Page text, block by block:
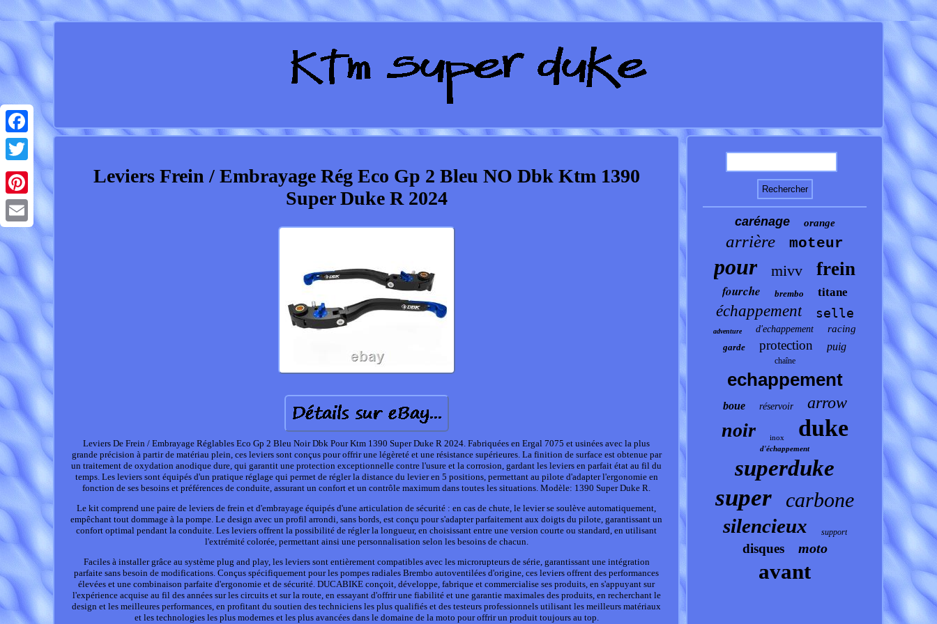
Facebook
Twitter
Pinterest
Email
Leviers Frein / Embrayage Rég Eco Gp 2 Bleu NO Dbk Ktm 1390
Super Duke R 2024
Leviers De Frein / Embrayage Réglables Eco Gp 2 Bleu Noir Dbk Pour Ktm 1390 Super Duke R 2024. Fabriquées en Ergal 7075 et usinées avec la plus
grande précision à partir de matériau plein, ces leviers sont conçus pour offrir une légèreté et une résistance supérieures. La finition de surface est obtenue par
un traitement de oxydation anodique dure, qui garantit une protection exceptionnelle contre l'usure et la corrosion, gardant les leviers en parfait état au fil du
temps. Les leviers sont équipés d'un pratique réglage qui permet de régler la distance du levier en 5 positions, permettant au pilote d'adapter l'ergonomie en
fonction de ses besoins et préférences de conduite, assurant un confort et un contrôle maximum dans toutes les situations. Modèle: 1390 Super Duke R.
Le kit comprend une paire de leviers de frein et d'embrayage équipés d'une articulation de sécurité : en cas de chute, le levier se soulève automatiquement,
empêchant tout dommage à la pompe. Le design avec un profil arrondi, sans bords, est conçu pour s'adapter parfaitement aux doigts du pilote, garantissant un
confort optimal pendant la conduite. Les leviers offrent la possibilité de régler la longueur, en choisissant entre une version courte ou standard, en utilisant
l'extrémité colorée, permettant ainsi une personnalisation selon les besoins de chacun.
Faciles à installer grâce au système plug and play, les leviers sont entièrement compatibles avec les microrupteurs de série, garantissant une intégration
parfaite sans besoin de modifications. Conçus spécifiquement pour les pompes radiales Brembo autoventilées d'origine, ces leviers offrent des performances
élevées et une combinaison parfaite d'ergonomie et de sécurité. DUCABIKE conçoit, développe, fabrique et commercialise ses produits, en s'appuyant sur
l'expérience acquise au fil des années sur les circuits et sur la route, en essayant d'offrir une fiabilité et une garantie maximales des produits, en recherchant le
design et les meilleures performances, en profitant du soutien des techniciens les plus qualifiés et des testeurs professionnels utilisant les meilleurs matériaux
et les technologies les plus modernes et les plus avancées dans le domaine de la moto pour offrir un produit toujours au top.
carénage orange
arrière moteur
pour mivv frein
fourche brembo titane
échappement selle
adventure d'echappement racing
garde protection puig
chaîne
echappement
boue réservoir arrow
noir inox duke
d'échappement
superduke
super carbone
silencieux support
disques moto
avant